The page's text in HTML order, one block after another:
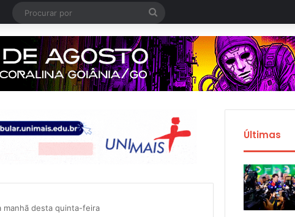
Procurar
por
manhã desta quinta-feira
Últimas